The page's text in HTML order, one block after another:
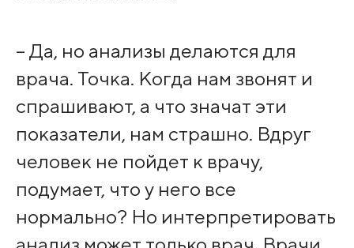
– Да, но анализы делаются для
врача. Точка. Когда нам звонят и
спрашивают, а что значат эти
показатели, нам страшно. Вдруг
человек не пойдет к врачу,
подумает, что у него все
нормально? Но интерпретировать